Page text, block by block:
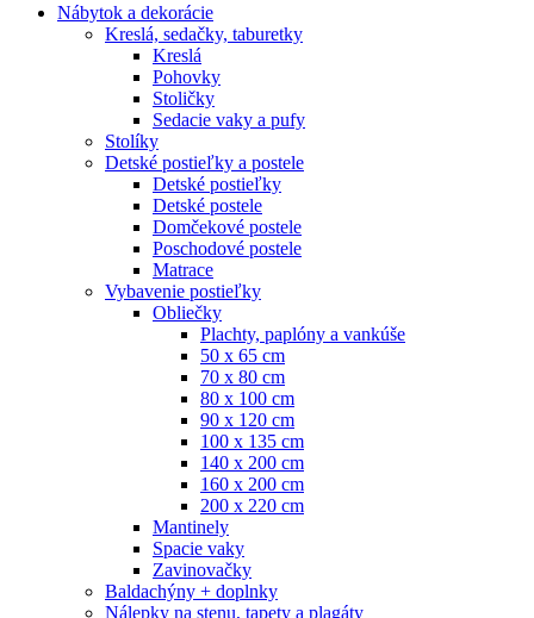
Nábytok a dekorácie
Kreslá, sedačky, taburetky
Kreslá
Pohovky
Stoličky
Sedacie vaky a pufy
Stolíky
Detské postieľky a postele
Detské postieľky
Detské postele
Domčekové postele
Poschodové postele
Matrace
Vybavenie postieľky
Obliečky
Plachty, paplóny a vankúše
50 x 65 cm
70 x 80 cm
80 x 100 cm
90 x 120 cm
100 x 135 cm
140 x 200 cm
160 x 200 cm
200 x 220 cm
Mantinely
Spacie vaky
Zavinovačky
Baldachýny + doplnky
Nálepky na stenu, tapety a plagáty